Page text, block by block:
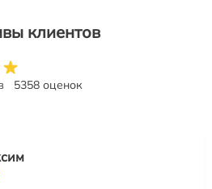
клиентов
5358 оценок